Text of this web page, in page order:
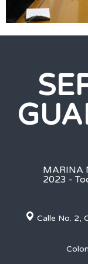
MARINA
2023 -
Calle No. 2,